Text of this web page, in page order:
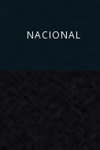
NACIONAL